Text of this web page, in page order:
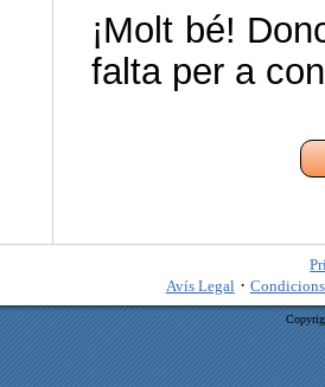
¡Molt bé!
falta per a
Avís Legal ·